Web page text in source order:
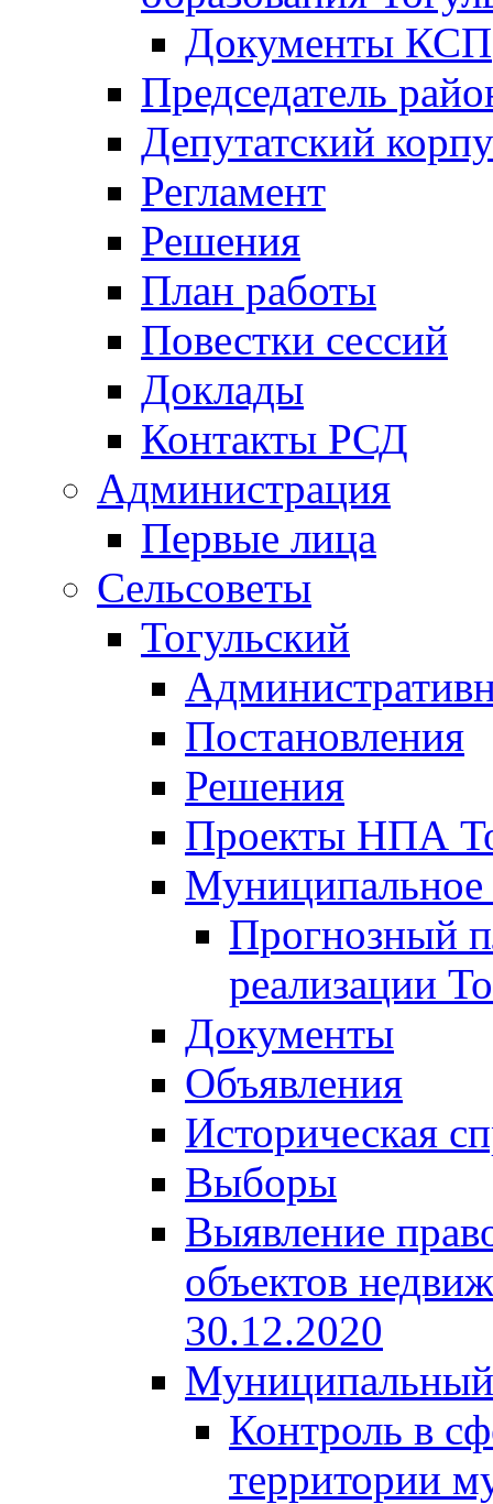
Документы КСП
Председатель
Депутатский
Регламент
Решения
План работы
Повестки сессий
Доклады
Контакты РСД
Администрация
Первые лица
Сельсоветы
Тогульский
Постановления
Решения
Проекты НПА
Прогнозный
реализации
Документы
Объявления
Историческая
Выборы
Выявление
объектов
30.12.2020
Муниципальный
Контроль в
территории